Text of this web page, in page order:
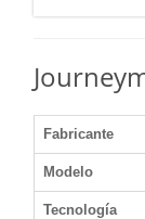
Fabricante
Modelo
Tecnología